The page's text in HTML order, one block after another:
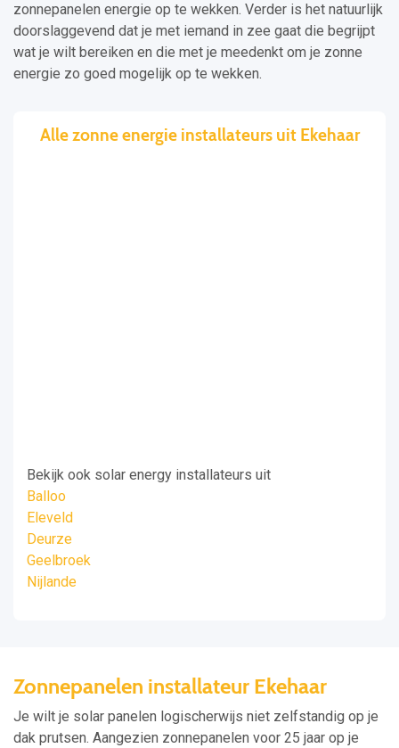
zonnepanelen energie op te wekken. Verder is het natuurlijk
doorslaggevend dat je met iemand in zee gaat die begrijpt
wat je wilt bereiken en die met je meedenkt om je zonne
energie zo goed mogelijk op te wekken.
Alle zonne energie installateurs uit Ekehaar
Bekijk ook solar energy installateurs uit
Balloo
Eleveld
Deurze
Geelbroek
Nijlande
Zonnepanelen installateur Ekehaar
Je wilt je solar panelen logischerwijs niet zelfstandig op je
dak prutsen. Aangezien zonnepanelen voor 25 jaar op je